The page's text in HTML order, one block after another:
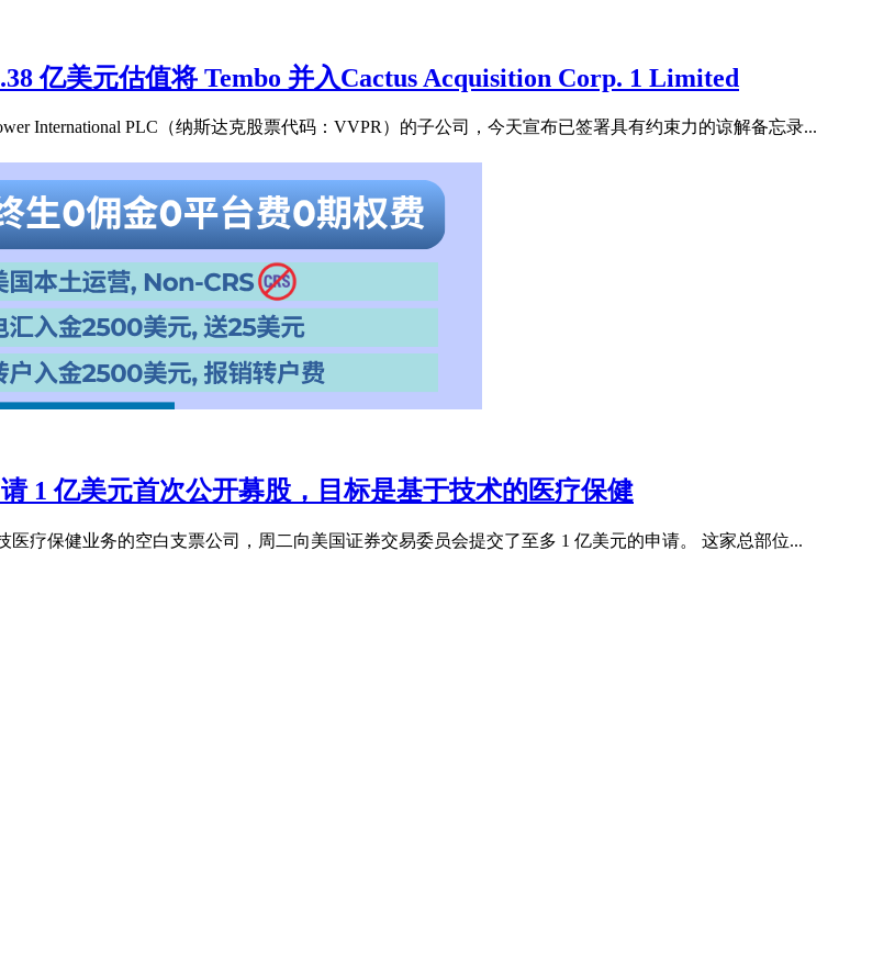
亿美元估值将 Tembo 并入Cactus Acquisition Corp. 1 Limited
International PLC（纳斯达克股票代码：VVPR）的子公司，今天宣布已签署具有约束力的谅解备忘录...
1 亿美元首次公开募股，目标是基于技术的医疗保健
医疗保健业务的空白支票公司，周二向美国证券交易委员会提交了至多 1 亿美元的申请。 这家总部位...